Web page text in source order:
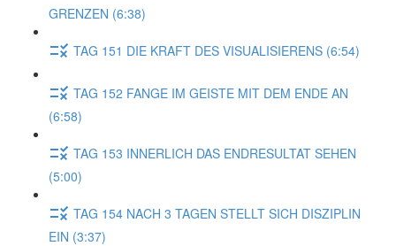
GRENZEN (6:38)
TAG 151 DIE KRAFT DES VISUALISIERENS (6:54)
TAG 152 FANGE IM GEISTE MIT DEM ENDE AN
(6:58)
TAG 153 INNERLICH DAS ENDRESULTAT SEHEN
(5:00)
TAG 154 NACH 3 TAGEN STELLT SICH DISZIPLIN
EIN (3:37)